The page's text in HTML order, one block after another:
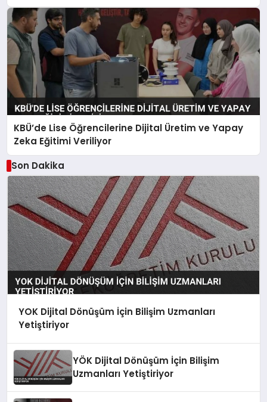
KBÜ’de Lise Öğrencilerine Dijital Üretim ve Yapay
Zeka Eğitimi Veriliyor
Son Dakika
YOK Dijital Dönüşüm İçin Bilişim Uzmanları
Yetiştiriyor
YÖK Dijital Dönüşüm İçin Bilişim
Uzmanları Yetiştiriyor